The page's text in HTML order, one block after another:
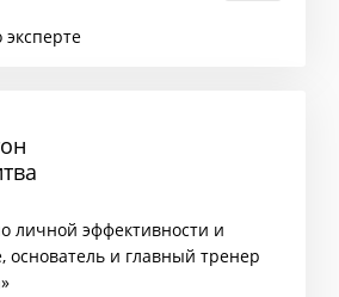
личной эффективности и
основатель и главный тренер